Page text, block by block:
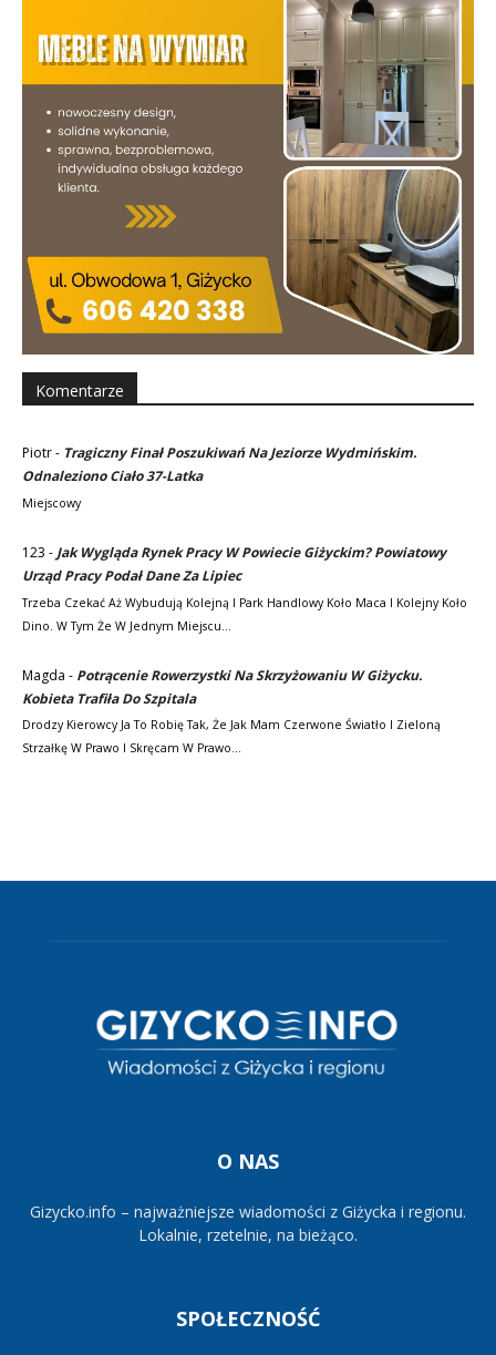
Komentarze
Piotr- Tragiczny Finał Poszukiwań Na Jeziorze Wydmińskim.
Odnaleziono Ciało 37-Latka
Miejscowy
123 - Jak Wygląda Rynek Pracy W Powiecie Giżyckim? Powiatowy
Urząd Pracy Podał Dane Za Lipiec
Trzeba Czekać Aż Wybudują Kolejną I Park Handlowy Koło Maca I Kolejny Koło
Dino. W Tym Że W Jednym Miejscu…
Magda - Potrącenie Rowerzystki Na Skrzyżowaniu W Giżycku.
Kobieta Trafiła Do Szpitala
Drodzy Kierowcy Ja To Robię Tak, Że Jak Mam Czerwone Światło I Zieloną
Strzałkę W Prawo I Skręcam W Prawo…
O NAS
Gizycko.info – najważniejsze wiadomości z Giżycka i regionu.
Lokalnie, rzetelnie, na bieżąco.
SPOŁECZNOŚĆ